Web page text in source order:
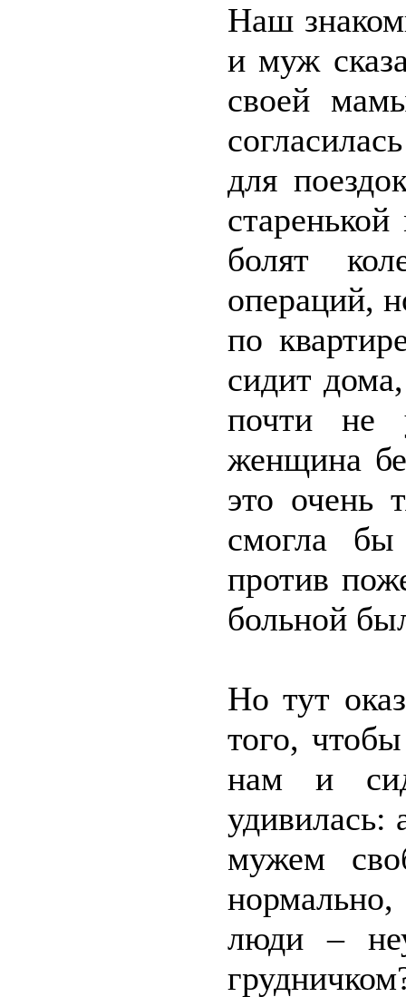
Наш
и муж
своей
для
болят
операций,
по
сидит
почти не
женщина
это очень
смогла
против
больной
Но тут
того,
нам и
удивилась:
мужем
люди –